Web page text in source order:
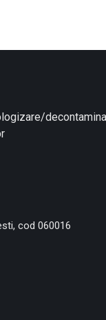
cod 060016